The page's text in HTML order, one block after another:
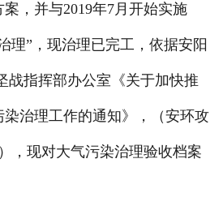
，并与2019年7月开始实施
理”，现治理已完工，依据安阳
战指挥部办公室《关于加快推
染治理工作的通知》，（安环攻
，现对大气污染治理验收档案